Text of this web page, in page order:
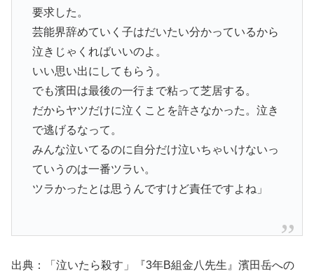
要求した。
芸能界辞めていく子はだいたい分かっているから
泣きじゃくればいいのよ。
いい思い出にしてもらう。
でも濱田は最後の一行まで粘って芝居する。
だからヤツだけに泣くことを許さなかった。泣き
で逃げるなって。
みんな泣いてるのに自分だけ泣いちゃいけないっ
ていうのは一番ツラい。
ツラかったとは思うんですけど責任ですよね」
出典：「泣いたら殺す」『3年B組金八先生』濱田岳への